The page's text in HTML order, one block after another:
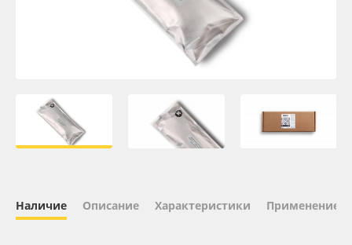
Плёнка монтажная Oratape
ПЭТ листовой
Наличие Описание Характеристики Применение